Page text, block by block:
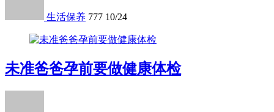
生活保养 777 10/24
未准爸爸孕前要做健康体检